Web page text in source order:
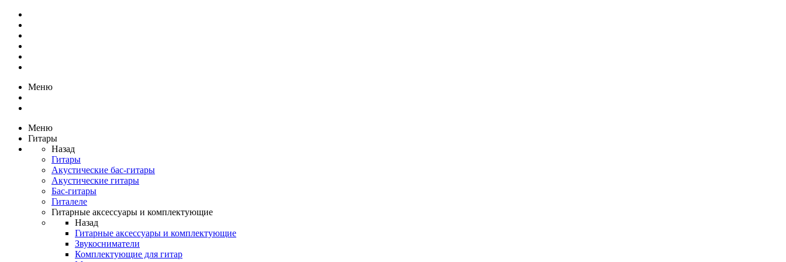
Меню
Меню
Гитары
Назад
Гитары
Акустические бас-гитары
Акустические гитары
Бас-гитары
Гиталеле
Гитарные аксессуары и комплектующие
Назад
Гитарные аксессуары и комплектующие
Звукосниматели
Комплектующие для гитар